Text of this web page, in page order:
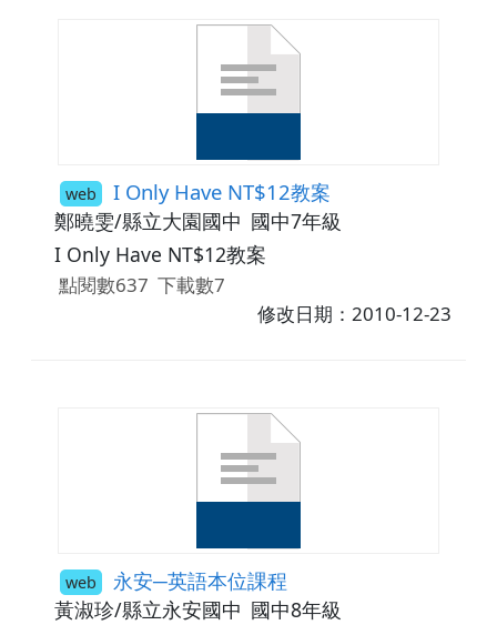
web I Only Have NT$12教案
鄭曉雯/縣立大園國中 國中7年級
I Only Have NT$12教案
點閱數637 下載數7
修改日期：2010-12-23
web 永安─英語本位課程
黃淑珍/縣立永安國中 國中8年級